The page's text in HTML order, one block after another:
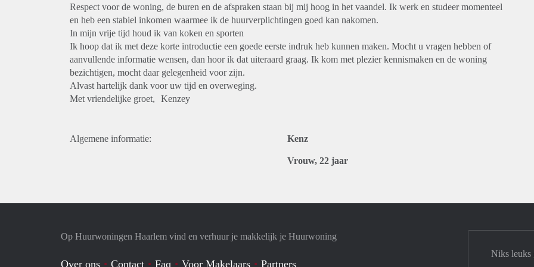
Respect voor de woning, de buren en de afspraken staan bij mij hoog in het vaandel. Ik werk en studeer momenteel
en heb een stabiel inkomen waarmee ik de huurverplichtingen goed kan nakomen.
In mijn vrije tijd houd ik van koken en sporten
Ik hoop dat ik met deze korte introductie een goede eerste indruk heb kunnen maken. Mocht u vragen hebben of
aanvullende informatie wensen, dan hoor ik dat uiteraard graag. Ik kom met plezier kennismaken en de woning
bezichtigen, mocht daar gelegenheid voor zijn.
Alvast hartelijk dank voor uw tijd en overweging.
Met vriendelijke groet, Kenzey
Algemene informatie: Kenz
Vrouw, 22 jaar
Op Huurwoningen Haarlem vind en verhuur je makkelijk je Huurwoning
Over ons Contact Faq Voor Makelaars Partners
Niks leuks